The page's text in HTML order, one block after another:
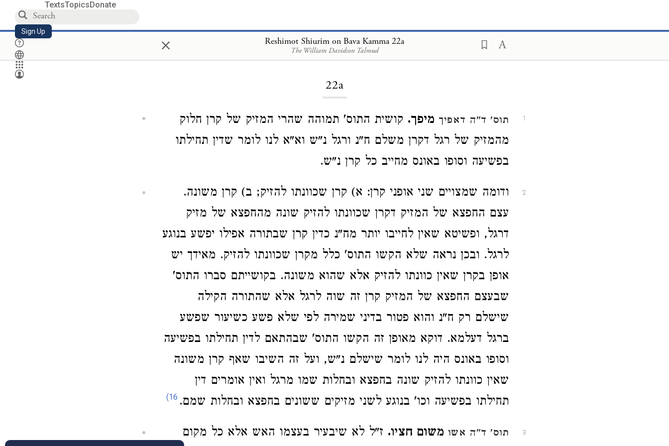
TextsTopicsDonate
Sign Up × Reshimot Shiurim on Bava Kamma 22a
The William Davidson Talmud
Loading...
22a
1 תוס' ד"ה דאפיך מיפך. קושית התוס' תמוהה שהרי המזיק של קרן חלוק
מהמזיק של רגל דקרן משלם ח"נ ורגל נ"ש וא"א לנו לומר שדין תחילתו
בפשיעה וסופו באונס מחייב כל קרן נ"ש.
2
ודומה שמצויים שני אופני קרן: א) קרן שכוונתו להזיק; ב) קרן משונה.
עצם החפצא של המזיק דקרן שכוונתו להזיק שונה מהחפצא של מזיק
דרגל, ופשיטא שאין לחייבו יותר מח"נ כדין קרן שבתורה אפילו יפשע בנוגע
לרגל. ובכן נראה שלא הקשו התוס' כלל מקרן שכוונתו להזיק. מאידך יש
אופן בקרן שאין כוונתו להזיק אלא שהוא משונה. בקושייתם סברו התוס'
שבעצם החפצא של המזיק קרן זה שוה לרגל אלא שהתורה הקילה
שישלם רק ח"נ והוא פטור בדיני שמירה לפי שלא פשע כשיעור שפשע
ברגל דעלמא. דוקא מאופן זה הקשו התוס' שבהתאם לדין תחילתו בפשיעה
וסופו באונס היה לנו לומר שישלם נ"ש, ועל זה השיבו שאף קרן משונה
שאין כוונתו להזיק שונה בחפצא ובחלות שמו מרגל ואין אומרים דין
תחילתו בפשיעה וכו' בנוגע לשני מזיקים ששונים בחפצא ובחלות שמם. 16)
3 תוס' ד"ה אשו משום חציו. ז"ל לא שיבעיר בעצמו האש אלא כל מקום